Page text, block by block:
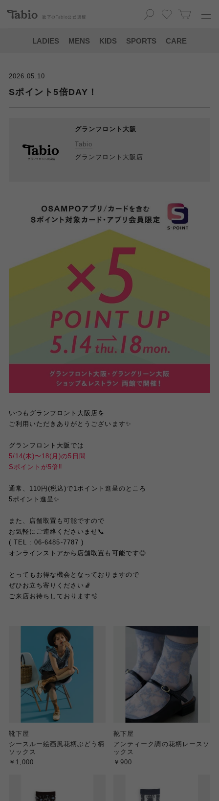
靴下の Tabio 公式通販
LADIES MENS KIDS SPORTS CARE
2026.05.10
Sポイント5倍DAY！
グランフロント大阪
Tabio
グランフロント大阪店
いつもグランフロント大阪店を
ご利用いただきありがとうございます✨
グランフロント大阪では
5/14(木)〜18(月)の5日間
Sポイントが5倍‼️
通常、110円(税込)で1ポイント進呈のところ
5ポイント進呈✨
また、店舗取置も可能ですので
お気軽にご連絡くださいませ📞
( TEL : 06-6485-7787 )
オンラインストアから店舗取置も可能です◎
とってもお得な機会となっておりますので
ぜひお立ち寄りください🧦
ご来店お待ちしております🫧
靴下屋
シースルー絵画風花柄ぶどう柄
ソックス
￥1,000
靴下屋
アンティーク調の花柄レースソ
ックス
￥900